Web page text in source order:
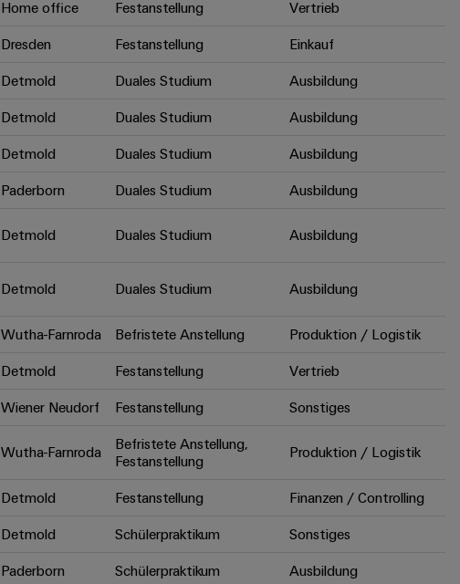
Home office Festanstellung
Vertrieb
Dresden Festanstellung
Einkauf
Detmold Duales Studium
Ausbildung
Detmold Duales Studium
Ausbildung
Detmold Duales Studium
Ausbildung
Paderborn Duales Studium
Ausbildung
Detmold Duales Studium Ausbildung
Detmold Duales Studium Ausbildung
Wutha-Farnroda Befristete Anstellung
Produktion / Logistik
Detmold Festanstellung
Vertrieb
Wiener Neudorf Festanstellung Sonstiges
Wutha-Farnroda
Befristete Anstellung,
Festanstellung
Produktion / Logistik
Detmold Festanstellung
Finanzen / Controlling
Detmold Schülerpraktikum
Sonstiges
Paderborn Schülerpraktikum
Ausbildung